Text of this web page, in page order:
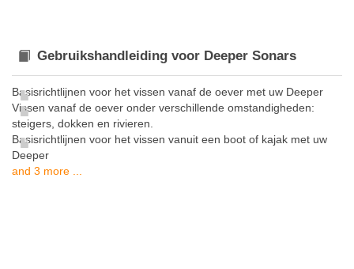
Gebruikshandleiding voor Deeper Sonars
Basisrichtlijnen voor het vissen vanaf de oever met uw Deeper
Vissen vanaf de oever onder verschillende omstandigheden:
steigers, dokken en rivieren.
Basisrichtlijnen voor het vissen vanuit een boot of kajak met uw
Deeper
and 3 more ...